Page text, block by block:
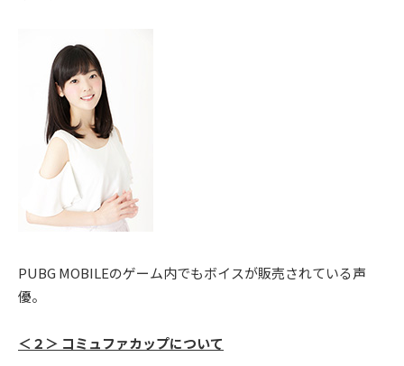
PUBG MOBILEのゲーム内でもボイスが販売されている声
優。
＜２＞ コミュファカップについて